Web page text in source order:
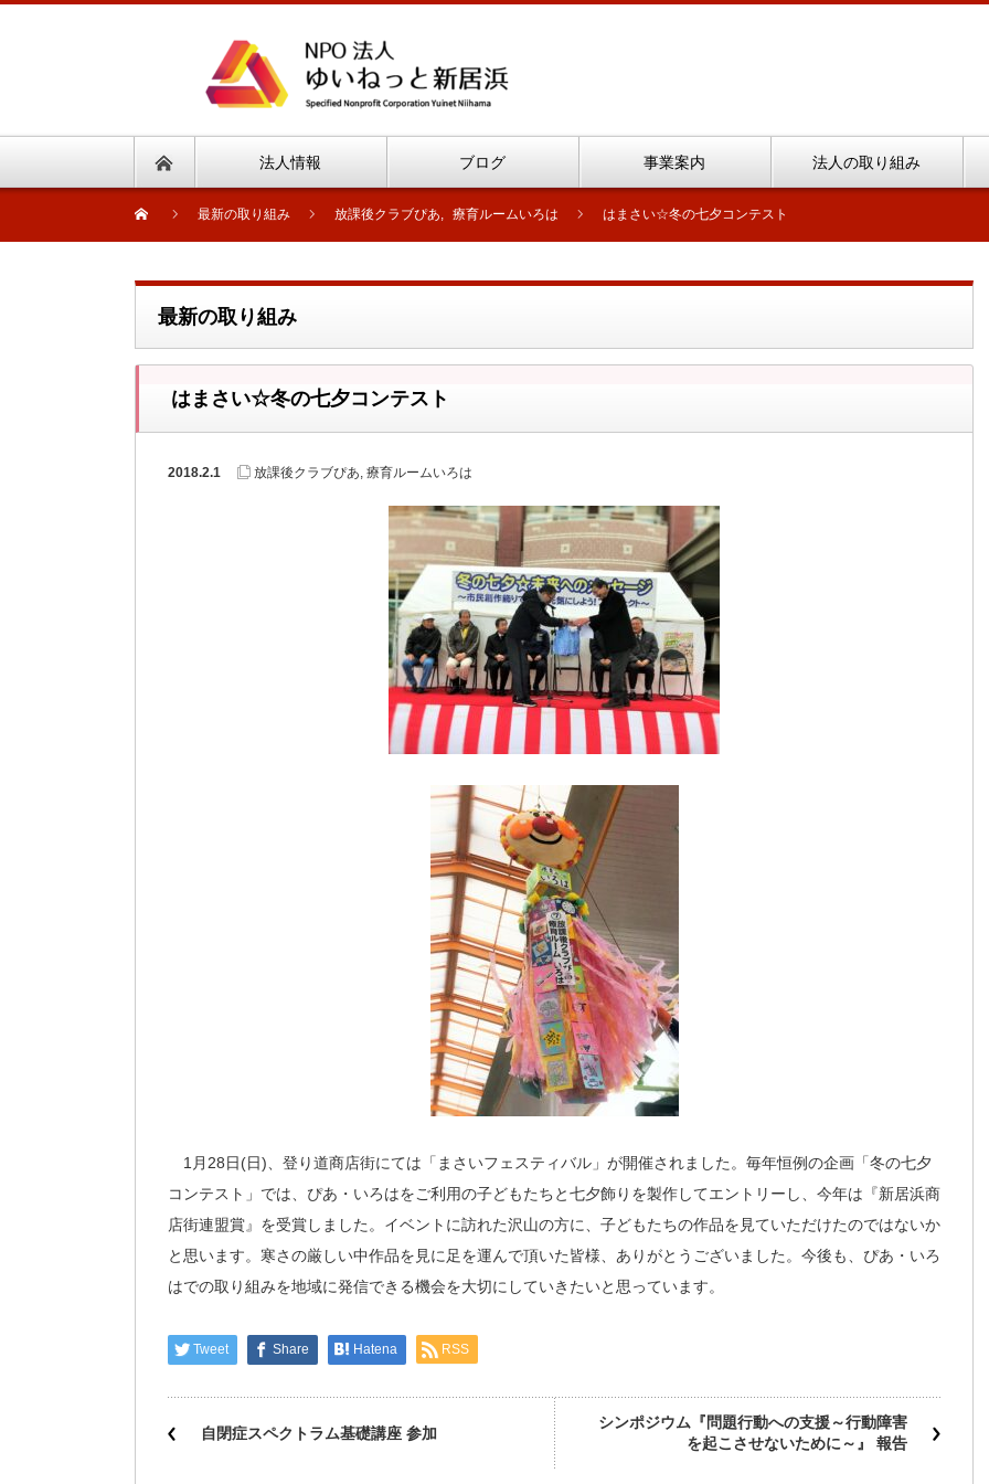
法人情報 ブログ 事業案内 法人の取り組み
最新の取り組み 放課後クラブぴあ, 療育ルームいろは はまさい☆冬の七夕コンテスト
最新の取り組み
はまさい☆冬の七夕コンテスト
2018.2.1 放課後クラブぴあ, 療育ルームいろは
1月28日(日)、登り道商店街にては「まさいフェスティバル」が開催されました。毎年恒例の企画「冬の七夕
コンテスト」では、ぴあ・いろはをご利用の子どもたちと七夕飾りを製作してエントリーし、今年は『新居浜商
店街連盟賞』を受賞しました。イベントに訪れた沢山の方に、子どもたちの作品を見ていただけたのではないか
と思います。寒さの厳しい中作品を見に足を運んで頂いた皆様、ありがとうございました。今後も、ぴあ・いろ
はでの取り組みを地域に発信できる機会を大切にしていきたいと思っています。
Tweet Share Hatena RSS
自閉症スペクトラム基礎講座 参加
シンポジウム『問題行動への支援～行動障害
を起こさせないために～』 報告